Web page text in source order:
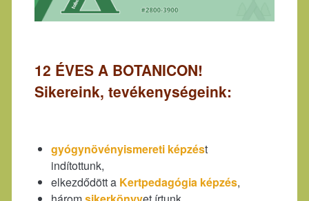
12 ÉVES A BOTANICON!
Sikereink, tevékenységeink:
gyógynövényismereti képzést
indítottunk,
elkezdődött a Kertpedagógia képzés,